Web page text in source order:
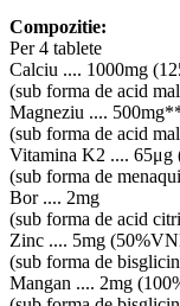
Compozitie:
Per 4 tablete
Calciu .... 1000mg
(sub forma de acid
Magneziu ....
(sub forma de acid
Vitamina K2 .... 65μg
(sub forma de
Bor .... 2mg
(sub forma de acid
Zinc .... 5mg
(sub forma de
Mangan .... 2mg